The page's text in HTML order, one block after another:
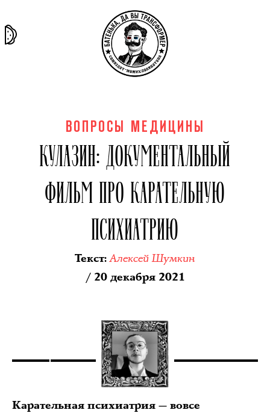
ВОПРОСЫ МЕДИЦИНЫ
КУЛАЗИН: ДОКУМЕНТАЛЬНЫЙ
ФИЛЬМ ПРО КАРАТЕЛЬНУЮ
ПСИХИАТРИЮ
Текст:Алексей Шумкин
/ 20 декабря 2021
Карательная психиатрия — вовсе